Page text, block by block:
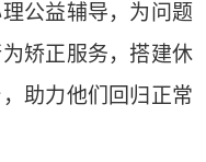
公益辅导，为问题
矫正服务，搭建休
助力他们回归正常